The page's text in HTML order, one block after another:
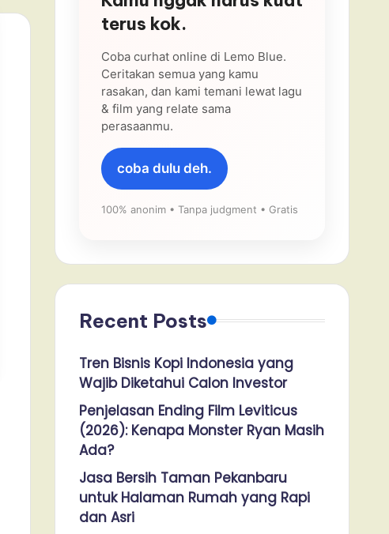
terus kok.
Coba curhat online di Lemo Blue.
Ceritakan semua yang kamu
rasakan, dan kami temani lewat lagu
& film yang relate sama
perasaanmu.
coba dulu deh.
100% anonim • Tanpa judgment • Gratis
Recent Posts
Tren Bisnis Kopi Indonesia yang
Wajib Diketahui Calon Investor
Penjelasan Ending Film Leviticus
(2026): Kenapa Monster Ryan Masih
Ada?
Jasa Bersih Taman Pekanbaru
untuk Halaman Rumah yang Rapi
dan Asri